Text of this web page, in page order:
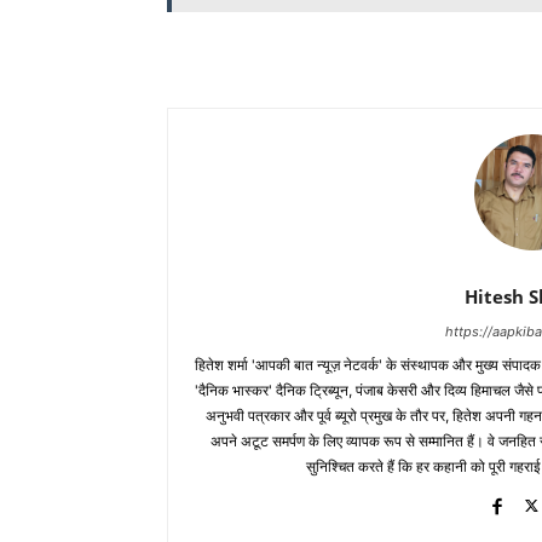
Hitesh
https://
हितेश शर्मा 'आपकी बात न्यूज़ नेटवर्क' के संस्थापक और मुख्य
'दैनिक भास्कर' दैनिक ट्रिब्यून, पंजाब केसरी और दिव्य हिमाचल जैसे
अनुभवी पत्रकार और पूर्व ब्यूरो प्रमुख के तौर पर, हितेश अपनी गहन
अपने अटूट समर्पण के लिए व्यापक रूप से सम्मानित हैं। वे जनहित
सुनिश्चित करते हैं कि हर कहानी को पूरी